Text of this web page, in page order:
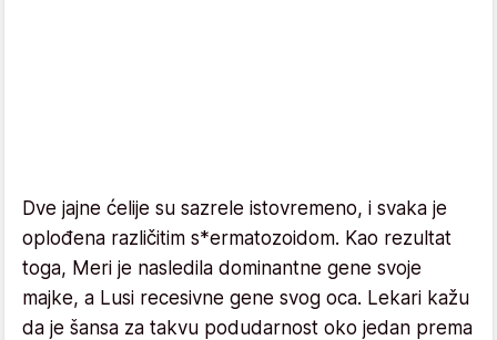
Dve jajne ćelije su sazrele istovremeno, i svaka je
oplođena različitim s*ermatozoidom. Kao rezultat
toga, Meri je nasledila dominantne gene svoje
majke, a Lusi recesivne gene svog oca. Lekari kažu
da je šansa za takvu podudarnost oko jedan prema